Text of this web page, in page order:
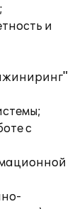
и
с